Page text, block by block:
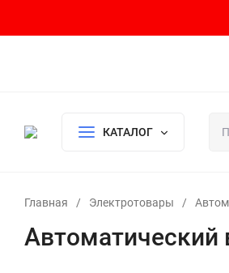
КАТАЛОГ
Главная / Электротовары /
Автоматический